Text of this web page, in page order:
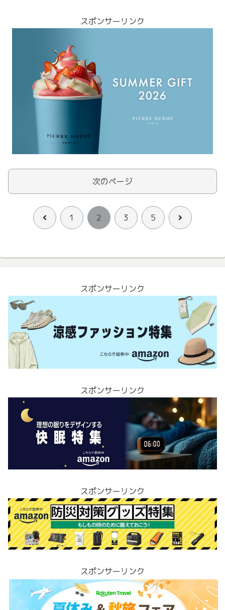
スポンサーリンク
次のページ
前
1 2 3 5
次
スポンサーリンク
スポンサーリンク
スポンサーリンク
スポンサーリンク